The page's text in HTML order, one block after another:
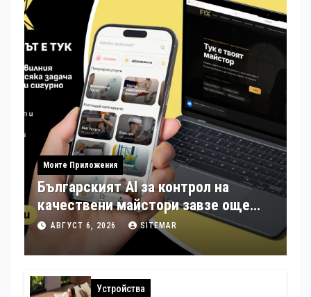
Моите Приложения
Българският AI за контрол на
качествени майстори завзе още
шест страни в Европа
АВГУСТ 6, 2026 SITEMAR
Устройства